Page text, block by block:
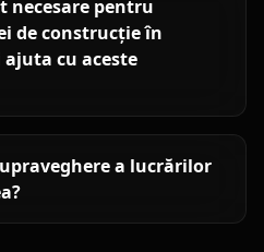
necesare pentru
de construcție în
ajuta cu aceste
a lucrărilor